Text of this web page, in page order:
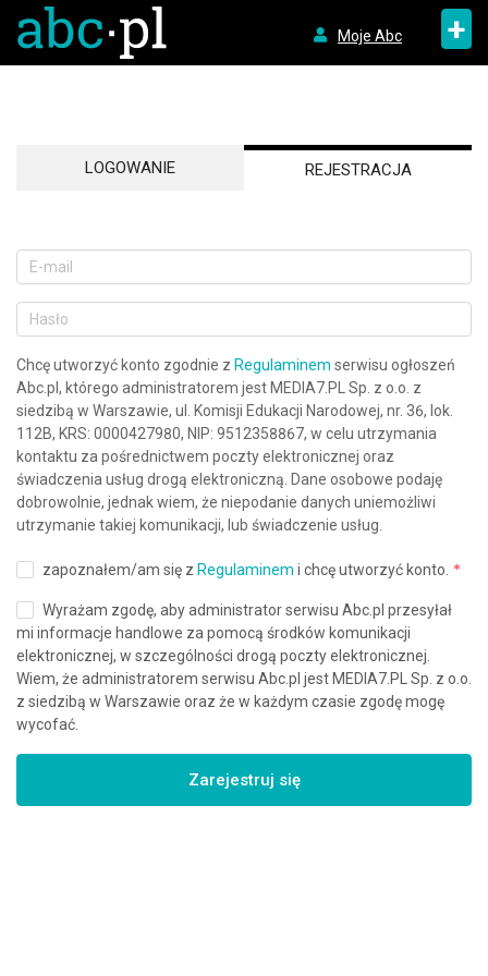
Moje Abc +
LOGOWANIE REJESTRACJA
Chcę utworzyć konto zgodnie z Regulaminem serwisu ogłoszeń
Abc.pl, którego administratorem jest MEDIA7.PL Sp. z o.o. z
siedzibą w Warszawie, ul. Komisji Edukacji Narodowej, nr. 36, lok.
112B, KRS: 0000427980, NIP: 9512358867, w celu utrzymania
kontaktu za pośrednictwem poczty elektronicznej oraz
świadczenia usług drogą elektroniczną. Dane osobowe podaję
dobrowolnie, jednak wiem, że niepodanie danych uniemożliwi
utrzymanie takiej komunikacji, lub świadczenie usług.
zapoznałem/am się z Regulaminem i chcę utworzyć konto.
Wyrażam zgodę, aby administrator serwisu Abc.pl przesyłał
mi informacje handlowe za pomocą środków komunikacji
elektronicznej, w szczególności drogą poczty elektronicznej.
Wiem, że administratorem serwisu Abc.pl jest MEDIA7.PL Sp. z o.o.
z siedzibą w Warszawie oraz że w każdym czasie zgodę mogę
wycofać.
Zarejestruj się